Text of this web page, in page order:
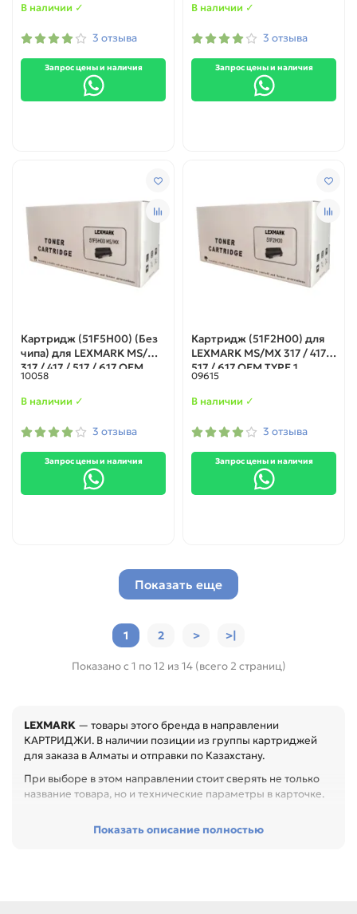
В наличии ✓
3 отзыва
Запрос цены и наличия
В наличии ✓
3 отзыва
Запрос цены и наличия
Картридж (51F5H00) (Без
чипа) для LEXMARK MS/MX
317 / 417 / 517 / 617 ОЕМ
TYPE 1
10058
В наличии ✓
3 отзыва
Запрос цены и наличия
Картридж (51F2H00) для
LEXMARK MS/MX 317 / 417 /
517 / 617 ОЕМ TYPE 1
09615
В наличии ✓
3 отзыва
Запрос цены и наличия
Показать еще
1 2 > >|
Показано с 1 по 12 из 14 (всего 2 страниц)
LEXMARK — товары этого бренда в направлении
КАРТРИДЖИ. В наличии позиции из группы картриджей
для заказа в Алматы и отправки по Казахстану.
При выборе в этом направлении стоит сверять не только
название товара, но и технические параметры в карточке.
картриджа, цвет, ресурс и наличие чипа. Это помогает
Показать описание полностью